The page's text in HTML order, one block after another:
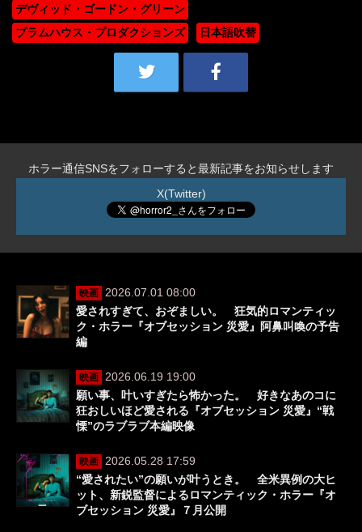
デヴィッド・ゴードン・グリーン
ブラムハウス・プロダクションズ
日本語吹替
ホラー通信SNSをフォローすると最新記事をお知らせします
X(Twitter)
映画 2026.07.01 08:00
愛されすぎて、おぞましい。 狂気的ロマンティッ
ク・ホラー『オブセッション 災愛』阿鼻叫喚の予告
編
映画 2026.06.19 19:00
願い事、叶いすぎたら怖かった。 好きなあのコに
狂おしいほど愛される『オブセッション 災愛』“戦
慄”のラブラブ本編映像
映画 2026.05.28 17:59
“愛されたい”の願いが叶うとき。 全米異例の大ヒ
ット、新鋭監督によるロマンティック・ホラー『オ
ブセッション 災愛』７月公開